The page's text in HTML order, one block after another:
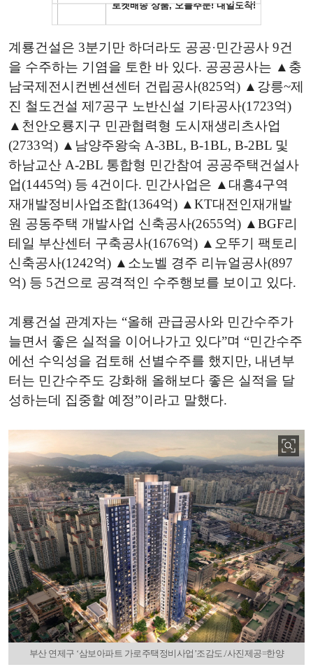
계룡건설은 3분기만 하더라도 공공·민간공사 9건
을 수주하는 기염을 토한 바 있다. 공공공사는 ▲충
남국제전시컨벤션센터 건립공사(825억) ▲강릉~제
진 철도건설 제7공구 노반신설 기타공사(1723억)
▲천안오룡지구 민관협력형 도시재생리츠사업
(2733억) ▲남양주왕숙 A-3BL, B-1BL, B-2BL 및
하남교산 A-2BL 통합형 민간참여 공공주택건설사
업(1445억) 등 4건이다. 민간사업은 ▲대흥4구역
재개발정비사업조합(1364억) ▲KT대전인재개발
원 공동주택 개발사업 신축공사(2655억) ▲BGF리
테일 부산센터 구축공사(1676억) ▲오뚜기 팩토리
신축공사(1242억) ▲소노벨 경주 리뉴얼공사(897
억) 등 5건으로 공격적인 수주행보를 보이고 있다.
계룡건설 관계자는 “올해 관급공사와 민간수주가
늘면서 좋은 실적을 이어나가고 있다”며 “민간수주
에선 수익성을 검토해 선별수주를 했지만, 내년부
터는 민간수주도 강화해 올해보다 좋은 실적을 달
성하는데 집중할 예정”이라고 말했다.
부산 연제구 ‘삼보아파트 가로주택정비사업’조감도./사진제공=한양